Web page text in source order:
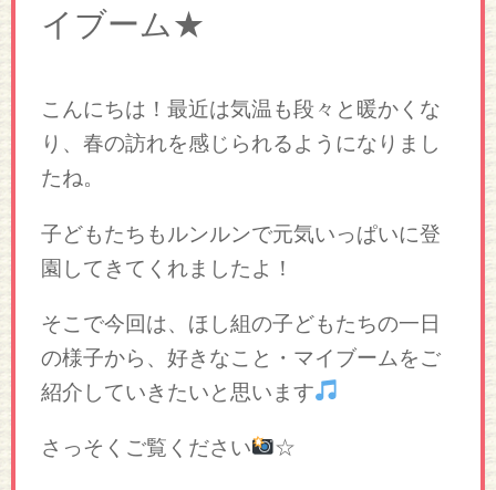
イブーム★
こんにちは！最近は気温も段々と暖かくな
り、春の訪れを感じられるようになりまし
たね。
子どもたちもルンルンで元気いっぱいに登
園してきてくれましたよ！
そこで今回は、ほし組の子どもたちの一日
の様子から、好きなこと・マイブームをご
紹介していきたいと思います
さっそくご覧ください ☆